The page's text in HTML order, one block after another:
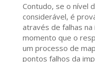
Contudo, se o nível
considerável, é
através de falhas
momento que o
um processo de
pontos falhos da